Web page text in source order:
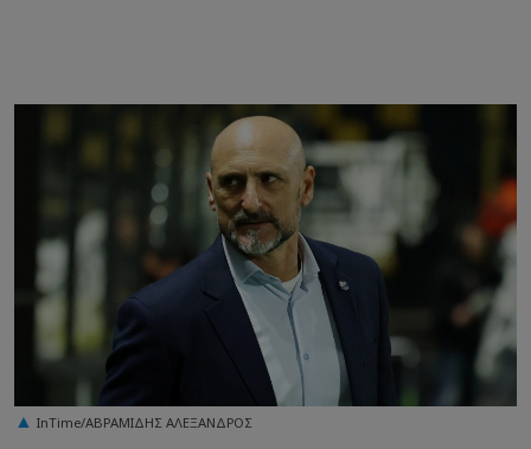
ΙnTime/ΑΒΡΑΜΙΔΗΣ ΑΛΕΞΑΝΔΡΟΣ